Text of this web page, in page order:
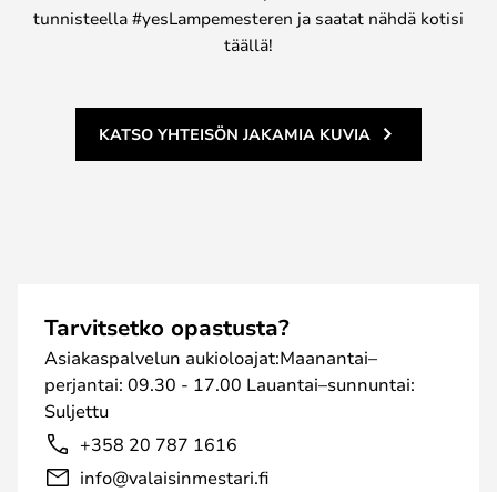
tunnisteella #yesLampemesteren ja saatat nähdä kotisi
täällä!
KATSO YHTEISÖN JAKAMIA KUVIA
Tarvitsetko opastusta?
Asiakaspalvelun aukioloajat:Maanantai–
perjantai: 09.30 - 17.00 Lauantai–sunnuntai:
Suljettu
+358 20 787 1616
info@valaisinmestari.fi